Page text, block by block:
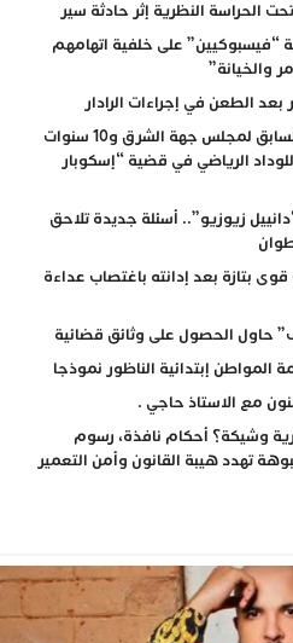
الحراسة النظرية إثر حادثة سير
“فيسبوكيين” على خلفية اتهامهم
والخيانة”
الطعن في إجراءات الرادار
12سنة سجنا لبعيوي الرئيس السابق لمجلس جهة الشرق و10 سنوات
الرياضي في قضية “إسكوبار
زيوزيو”.. أسئلة جديدة تلاحق
قوى بتازة بعد إدانته باغتصاب عداءة
حاول الحصول على وثائق قضائية
إبتدائية الناظور نموذجا
مع الاستاذ حاجي .
وشيكة؟ أحكام نافذة، رسوم
تهدد هيبة القانون وأمن التعمير